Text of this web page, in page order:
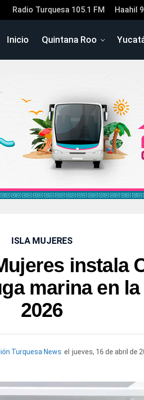
Radio Turquesa 105.1 FM Haahil
Inicio Quintana Roo
ISLA MUJERES
instala
marina en
2026
Turquesa News el jueves, 16 de abril de